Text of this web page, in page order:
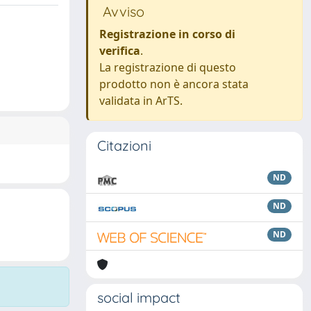
Avviso
Registrazione in corso di
verifica.
La registrazione di questo
prodotto non è ancora stata
validata in ArTS.
Citazioni
ND
ND
ND
social impact